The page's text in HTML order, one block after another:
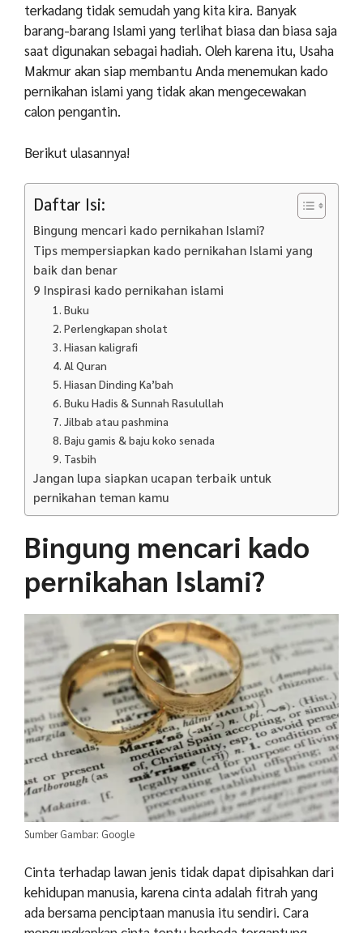
terkadang tidak semudah yang kita kira. Banyak
barang-barang Islami yang terlihat biasa dan biasa saja
saat digunakan sebagai hadiah. Oleh karena itu, Usaha
Makmur akan siap membantu Anda menemukan kado
pernikahan islami yang tidak akan mengecewakan
calon pengantin.
Berikut ulasannya!
Daftar Isi:
Bingung mencari kado pernikahan Islami?
Tips mempersiapkan kado pernikahan Islami yang
baik dan benar
9 Inspirasi kado pernikahan islami
1. Buku
2. Perlengkapan sholat
3. Hiasan kaligrafi
4. Al Quran
5. Hiasan Dinding Ka’bah
6. Buku Hadis & Sunnah Rasulullah
7. Jilbab atau pashmina
8. Baju gamis & baju koko senada
9. Tasbih
Jangan lupa siapkan ucapan terbaik untuk
pernikahan teman kamu
Bingung mencari kado
pernikahan Islami?
Sumber Gambar: Google
Cinta terhadap lawan jenis tidak dapat dipisahkan dari
kehidupan manusia, karena cinta adalah fitrah yang
ada bersama penciptaan manusia itu sendiri. Cara